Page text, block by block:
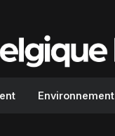
Environnement